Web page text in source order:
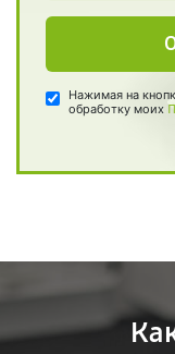
Нажимая на
обработку моих